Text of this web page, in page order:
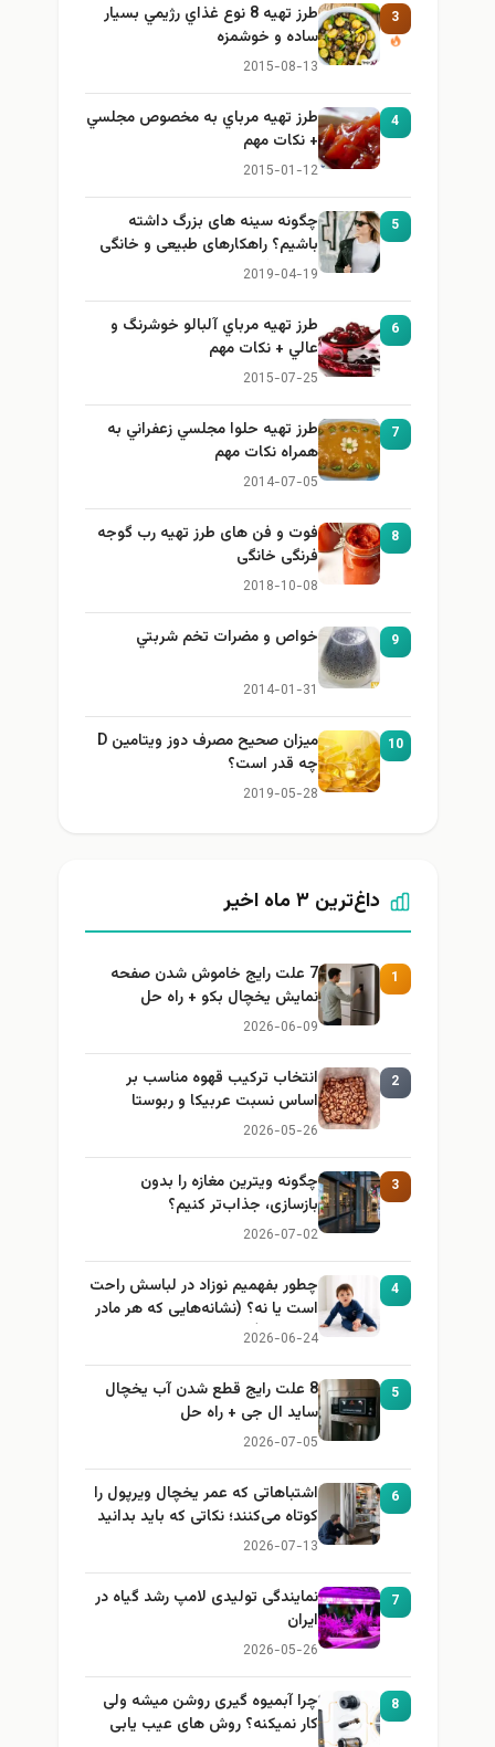
3
طرز تهيه 8 نوع غذاي رژيمي بسيار
ساده و خوشمزه
2015-08-13
4
طرز تهيه مرباي به مخصوص مجلسي
+ نكات مهم
2015-01-12
5
چگونه سینه های بزرگ داشته
باشیم؟ راهکارهای طبیعی و خانگی
برای بزرگ کردن سینه
2019-04-19
6
طرز تهيه مرباي آلبالو خوشرنگ و
عالي + نكات مهم
2015-07-25
7
طرز تهيه حلوا مجلسي زعفراني به
همراه نكات مهم
2014-07-05
8
فوت و فن های طرز تهیه رب گوجه
فرنگی خانگی
2018-10-08
9 خواص و مضرات تخم شربتي
2014-01-31
10
میزان صحیح مصرف دوز ویتامین D
چه قدر است؟
2019-05-28
داغ‌ترین ۳ ماه اخیر
1
7 علت رایج خاموش شدن صفحه
نمایش یخچال بکو + راه حل
2026-06-09
2
انتخاب ترکیب قهوه مناسب بر
اساس نسبت عربیکا و ربوستا
2026-05-26
3
چگونه ویترین مغازه را بدون
بازسازی، جذاب‌تر کنیم؟
2026-07-02
4
چطور بفهمیم نوزاد در لباسش راحت
است یا نه؟ (نشانه‌هایی که هر مادر
باید بداند)
2026-06-24
5
8 علت رایج قطع شدن آب یخچال
ساید ال جی + راه حل
2026-07-05
6
اشتباهاتی که عمر یخچال ویرپول را
کوتاه می‌کنند؛ نکاتی که باید بدانید
2026-07-13
7
نمایندگی تولیدی لامپ رشد گیاه در
ایران
2026-05-26
8
چرا آبمیوه گیری روشن میشه ولی
کار نمیکنه؟ روش های عیب یابی